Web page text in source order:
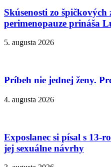
Skúsenosti zo
perimenopauze prináša
5. augusta 2026
Príbeh nie jednej ženy.
4. augusta 2026
Exposlanec si písal s 13-
jej sexuálne návrhy